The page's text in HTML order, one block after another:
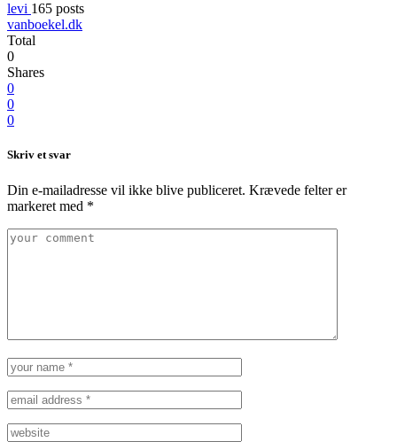
levi 165 posts
vanboekel.dk
Total
0
Shares
0
0
0
Skriv et svar
Din e-mailadresse vil ikke blive publiceret. Krævede felter er
markeret med *